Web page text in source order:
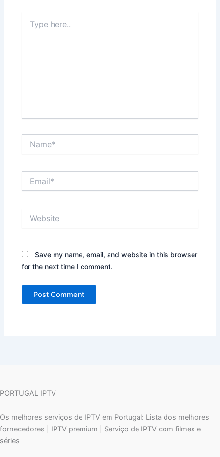
here..
Save my name, email, and website in this browser
for the next time I comment.
PORTUGAL IPTV
Os melhores serviços de IPTV em Portugal: Lista dos melhores
fornecedores | IPTV premium | Serviço de IPTV com filmes e
séries